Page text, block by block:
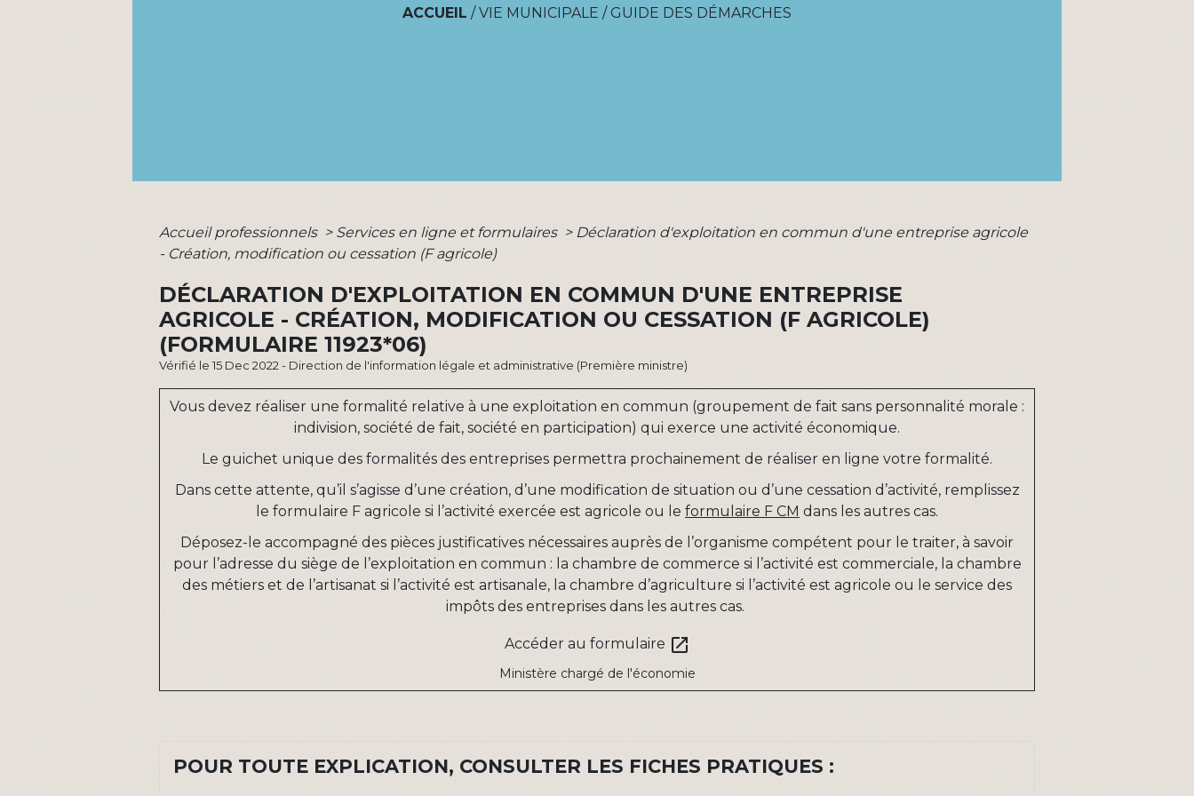
ACCUEIL / VIE MUNICIPALE / GUIDE DES DÉMARCHES
Accueil professionnels > Services en ligne et formulaires > Déclaration d'exploitation en commun d'une entreprise agricole
- Création, modification ou cessation (F agricole)
DÉCLARATION D'EXPLOITATION EN COMMUN D'UNE ENTREPRISE
AGRICOLE - CRÉATION, MODIFICATION OU CESSATION (F AGRICOLE)
(FORMULAIRE 11923*06)
Vérifié le 15 Dec 2022 - Direction de l'information légale et administrative (Première ministre)
Vous devez réaliser une formalité relative à une exploitation en commun (groupement de fait sans personnalité morale :
indivision, société de fait, société en participation) qui exerce une activité économique.
Le guichet unique des formalités des entreprises permettra prochainement de réaliser en ligne votre formalité.
Dans cette attente, qu’il s’agisse d’une création, d’une modification de situation ou d’une cessation d’activité, remplissez
le formulaire F agricole si l’activité exercée est agricole ou le formulaire F CM dans les autres cas.
Déposez-le accompagné des pièces justificatives nécessaires auprès de l’organisme compétent pour le traiter, à savoir
pour l’adresse du siège de l’exploitation en commun : la chambre de commerce si l’activité est commerciale, la chambre
des métiers et de l’artisanat si l’activité est artisanale, la chambre d’agriculture si l’activité est agricole ou le service des
impôts des entreprises dans les autres cas.
Accéder au formulaire open_in_new
Ministère chargé de l'économie
POUR TOUTE EXPLICATION, CONSULTER LES FICHES PRATIQUES :